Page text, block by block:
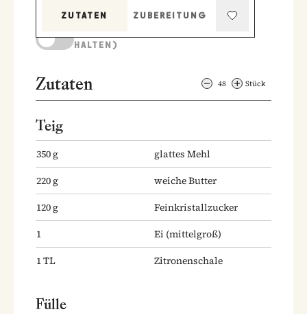
ZUTATEN
ZUBEREITUNG
HALTEN)
Zutaten 48 Stück
Teig
350g
glattes Mehl
220g
weiche Butter
120g
Feinkristallzucker
1
Ei (mittelgroß)
1TL Zitronenschale
Fülle